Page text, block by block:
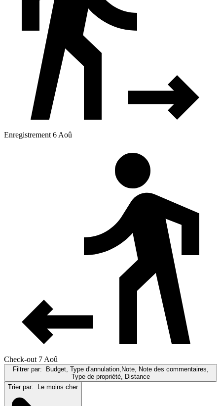
Enregistrement 6 Aoû
Check-out 7 Aoû
Filtrer par:
Budget, Type d'annulation,Note, Note des commentaires,
Type de propriété, Distance
Trier par:
Le moins cher